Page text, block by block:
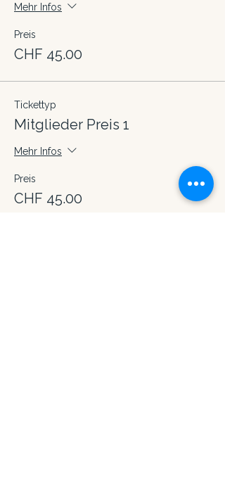
Mehr Infos
Preis
CHF 45.00
Tickettyp
Mitglieder Preis 1
Mehr Infos
Preis
CHF 45.00